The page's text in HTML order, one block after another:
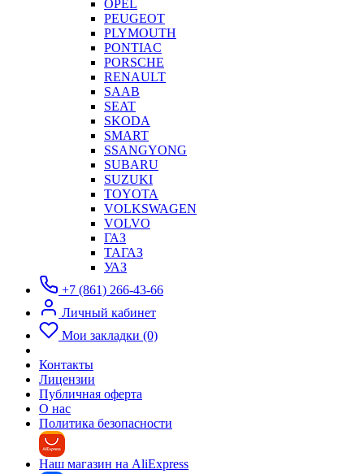
OPEL
PEUGEOT
PLYMOUTH
PONTIAC
PORSCHE
RENAULT
SAAB
SEAT
SKODA
SMART
SSANGYONG
SUBARU
SUZUKI
TOYOTA
VOLKSWAGEN
VOLVO
ГАЗ
ТАГАЗ
УАЗ
+7 (861) 266-43-66
Личный кабинет
Мои закладки (0)
Контакты
Лицензии
Публичная оферта
О нас
Политика безопасности
Наш магазин на AliExpress